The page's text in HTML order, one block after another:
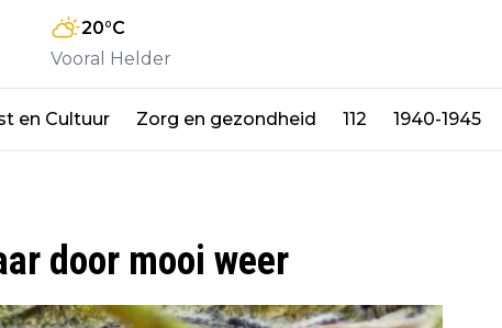
20°C
Vooral Helder
en Cultuur Zorg en gezondheid 112 1940-1945
door mooi weer